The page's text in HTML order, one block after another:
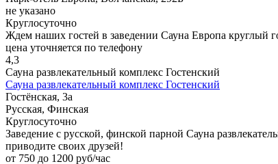
не указано
Круглосуточно
Ждем наших гостей в заведении Сауна Европа
цена уточняется по телефону
4,3
Сауна развлекательный комплекс Гостенский
Сауна развлекательный комплекс Гостенский
Гостёнская, 3а
Русская, Финская
Круглосуточно
Заведение с русской, финской парной Сауна
приводите своих друзей!
от 750 до 1200 руб/час